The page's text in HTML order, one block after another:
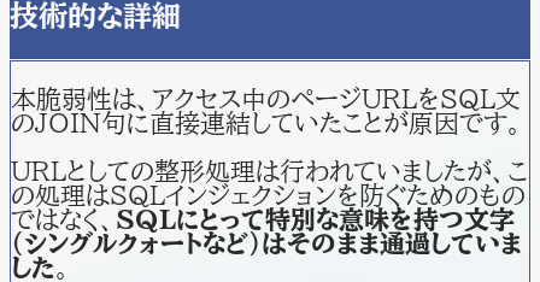
技術的な詳細
本脆弱性は、アクセス中のページURLをSQL文
のJOIN句に直接連結していたことが原因です。
URLとしての整形処理は行われていましたが、こ
の処理はSQLインジェクションを防ぐためのもの
ではなく、 SQLにとって特別な意味を持つ文字
（シングルクォートなど）はそのまま通過していま
した。